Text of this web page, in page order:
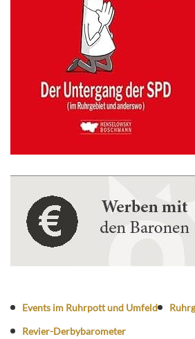
Events im Ruhrpott und Umfeld
Revier-Derbybarometer